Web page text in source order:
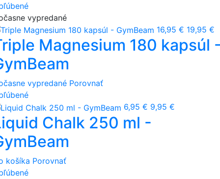
vypredané
16,95 € 19,95 €
Magnesium 180 kapsúl
vypredané Porovnať
6,95 € 9,95 €
Chalk 250 ml -
košíka Porovnať